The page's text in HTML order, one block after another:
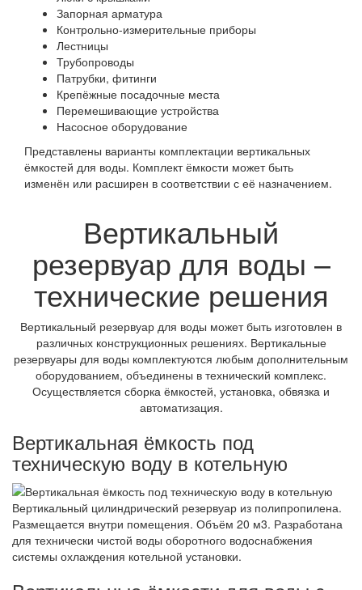
Запорная арматура
Контрольно-измерительные приборы
Лестницы
Трубопроводы
Патрубки, фитинги
Крепёжные посадочные места
Перемешивающие устройства
Насосное оборудование
Представлены варианты комплектации вертикальных
ёмкостей для воды. Комплект ёмкости может быть
изменён или расширен в соответствии с её назначением.
Вертикальный
резервуар для воды –
технические решения
Вертикальный резервуар для воды может быть изготовлен в
различных конструкционных решениях. Вертикальные
резервуары для воды комплектуются любым дополнительным
оборудованием, объединены в технический комплекс.
Осуществляется сборка ёмкостей, установка, обвязка и
автоматизация.
Вертикальная ёмкость под
техническую воду в котельную
Вертикальный цилиндрический резервуар из полипропилена.
Размещается внутри помещения. Объём 20 м3. Разработана
для технически чистой воды оборотного водоснабжения
системы охлаждения котельной установки.